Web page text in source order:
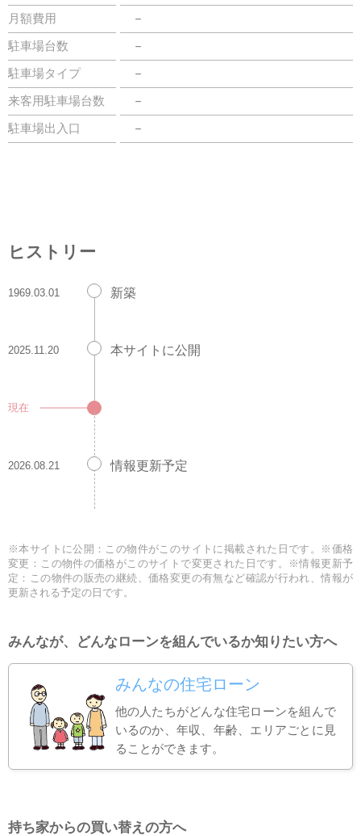
月額費用 －
駐車場台数 －
駐車場タイプ －
来客用駐車場台数 －
駐車場出入口 －
ヒストリー
1969.03.01 新築
2025.11.20 本サイトに公開
現在
2026.08.21 情報更新予定
※本サイトに公開：この物件がこのサイトに掲載された日です。※価格
変更：この物件の価格がこのサイトで変更された日です。※情報更新予
定：この物件の販売の継続、価格変更の有無など確認が行われ、情報が
更新される予定の日です。
みんなが、どんなローンを組んでいるか知りたい方へ
みんなの住宅ローン
他の人たちがどんな住宅ローンを組んで
いるのか、年収、年齢、エリアごとに見
ることができます。
持ち家からの買い替えの方へ